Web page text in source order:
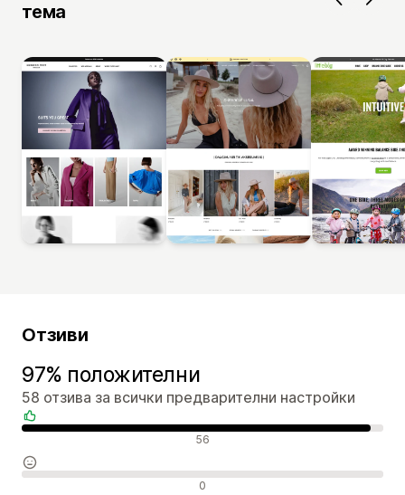
тема
Отзиви
97% положителни
58 отзива за всички предварителни настройки
Положителни отзиви 56
Неутрални отзиви 0